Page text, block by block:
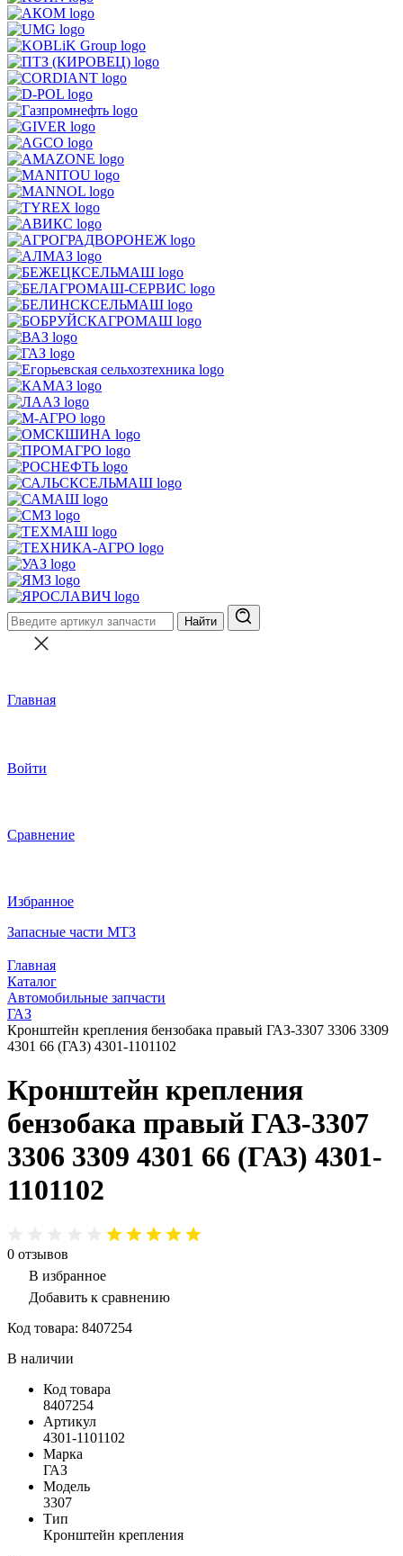
Найти
Главная
Войти
Сравнение
Избранное
Запасные части МТЗ
Главная
Каталог
Автомобильные запчасти
ГАЗ
Кронштейн крепления бензобака правый ГАЗ-3307 3306 3309
4301 66 (ГАЗ) 4301-1101102
Кронштейн крепления
бензобака правый ГАЗ-3307
3306 3309 4301 66 (ГАЗ) 4301-
1101102
0 отзывов
В избранное
Добавить к сравнению
Код товара: 8407254
В наличии
Код товара
8407254
Артикул
4301-1101102
Марка
ГАЗ
Модель
3307
Тип
Кронштейн крепления